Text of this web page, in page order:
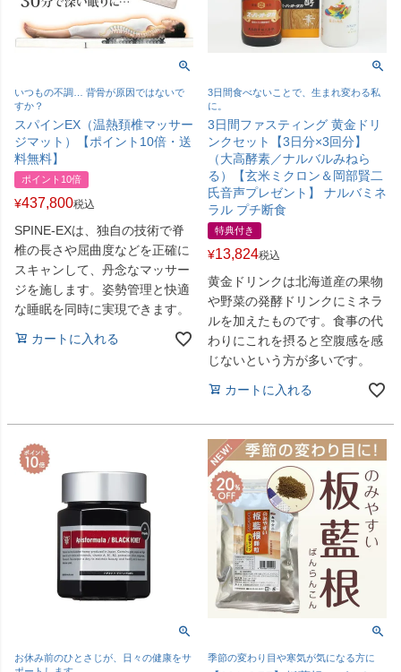
いつもの不調… 背骨が原因ではないで
すか？
スパインEX（温熱頚椎マッサー
ジマット）【ポイント10倍・送
料無料】
ポイント10倍
¥437,800税込
SPINE-EXは、独自の技術で脊
椎の長さや屈曲度などを正確に
スキャンして、丹念なマッサー
ジを施します。姿勢管理と快適
な睡眠を同時に実現できます。
カートに入れる
3日間食べないことで、生まれ変わる私
に。
3日間ファスティング 黄金ドリ
ンクセット【3日分×3回分】
（大高酵素／ナルバルみねら
る）【玄米ミクロン＆岡部賢二
氏音声プレゼント】 ナルバミネ
ラル プチ断食
特典付き
¥13,824税込
黄金ドリンクは北海道産の果物
や野菜の発酵ドリンクにミネラ
ルを加えたものです。食事の代
わりにこれを摂ると空腹感を感
じないという方が多いです。
カートに入れる
お休み前のひとさじが、日々の健康をサ
季節の変わり目や寒気が気になる方に